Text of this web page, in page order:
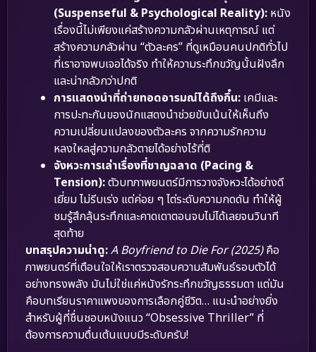
(Suspenseful & Psychological Reality): หนัง
เรื่องนี้ไม่เพียงแค่สร้างความกลัวผ่านเหตุการณ์ แต่
สร้างความกลัวผ่าน “ตัวละคร” ที่ดูเหมือนคนปกติทั่วไป
ที่เราอาจพบเจอได้จริง ทำให้ความระทึกขวัญนั้นฝังลึก
และน่ากลัวกว่าปกติ
การแสดงนำที่ถ่ายทอดอารมณ์ได้ถึงกึ๋น: เคมีและ
การปะทะกันของนักแสดงนำช่วยขับเน้นให้เห็นถึง
ความเปลี่ยนแปลงของตัวละคร จากความรักความ
หลงใหลสู่ความกลัวตายได้อย่างไร้ที่ติ
จังหวะการเล่าเรื่องที่ชาญฉลาด (Pacing &
Tension):ตัวบทภาพยนตร์มีการวางจังหวะได้อย่างดี
เยี่ยม ไม่รีบเร่ง แต่ค่อย ๆ ไต่ระดับความกดดัน ทำให้ผู้
ชมรู้สึกลุ้นระทึกและคาดเดาตอนจบไม่ได้เลยจนวินาที
สุดท้าย
บทสรุปความน่าดู:A Boyfriend to Die For (2025)คือ
ภาพยนตร์ที่เตือนใจให้เราตรวจสอบความสัมพันธ์รอบตัวได้
อย่างทรงพลัง มันไม่ใช่แค่หนังรักระทึกขวัญธรรมดา แต่มัน
คือบทเรียนราคาแพงของการเลือกคู่ชีวิต… แนะนำอย่างยิ่ง
สำหรับผู้ที่ชื่นชอบหนังแนว “Obsessive Thriller” ที่
ต้องการความตื่นเต้นแบบมีระดับครับ!